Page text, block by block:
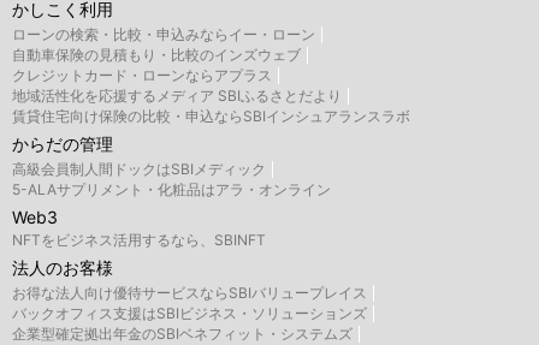
かしこく利用
ローンの検索・比較・申込みならイー・ローン
自動車保険の見積もり・比較のインズウェブ
クレジットカード・ローンならアプラス
地域活性化を応援するメディア SBIふるさとだより
賃貸住宅向け保険の比較・申込ならSBIインシュアランスラボ
からだの管理
高級会員制人間ドックはSBIメディック
5-ALAサプリメント・化粧品はアラ・オンライン
Web3
NFTをビジネス活用するなら、SBINFT
法人のお客様
お得な法人向け優待サービスならSBIバリュープレイス
バックオフィス支援はSBIビジネス・ソリューションズ
企業型確定拠出年金のSBIベネフィット・システムズ